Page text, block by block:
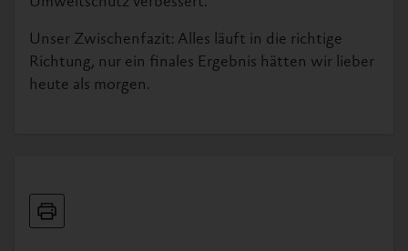
Unser Zwischenfazit: Alles läuft in die richtige
Richtung, nur ein finales Ergebnis hätten wir lieber
heute als morgen.